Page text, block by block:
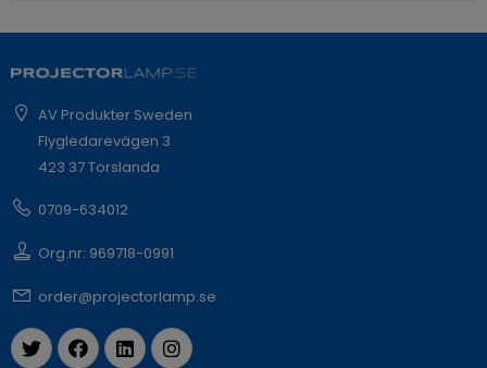
AV Produkter Sweden
Flygledarevägen 3
423 37 Torslanda
0709-634012
Org.nr: 969718-0991
order@projectorlamp.se